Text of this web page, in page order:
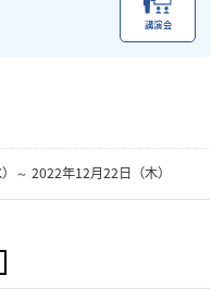
講演会
～ 2022年12月22日（木）